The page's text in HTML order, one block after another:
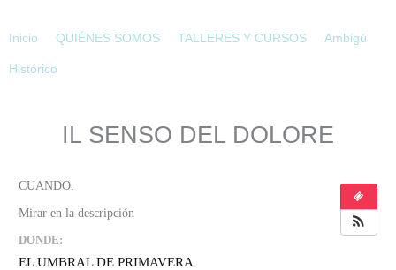
Inicio QUIÉNES SOMOS TALLERES Y CURSOS Ambigú
Histórico
IL SENSO DEL DOLORE
DONDE:
EL UMBRAL DE PRIMAVERA